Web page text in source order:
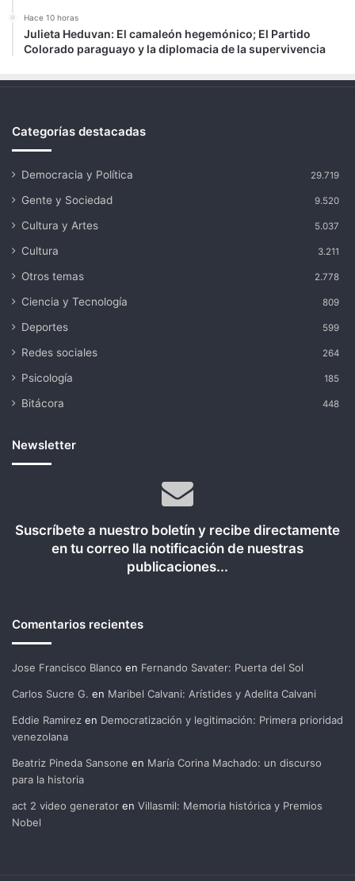
Hace 10 horas
Julieta Heduvan: El camaleón hegemónico; El Partido
Colorado paraguayo y la diplomacia de la supervivencia
Categorías destacadas
Democracia y Política 29.719
Gente y Sociedad 9.520
Cultura y Artes 5.037
Cultura 3.211
Otros temas 2.778
Ciencia y Tecnología 809
Deportes 599
Redes sociales 264
Psicología 185
Bitácora 448
Newsletter
Suscríbete a nuestro boletín y recibe directamente
en tu correo lla notificación de nuestras
publicaciones...
Comentarios recientes
Jose Francisco Blanco en Fernando Savater: Puerta del Sol
Carlos Sucre G. en Maribel Calvani: Arístides y Adelita Calvani
Eddie Ramirez en Democratización y legitimación: Primera prioridad
venezolana
Beatriz Pineda Sansone en María Corina Machado: un discurso
para la historia
act 2 video generator en Villasmil: Memoria histórica y Premios
Nobel